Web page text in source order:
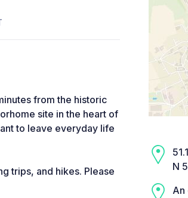
from the historic
site in the heart of
to leave everyday life
trips, and hikes. Please
N
An